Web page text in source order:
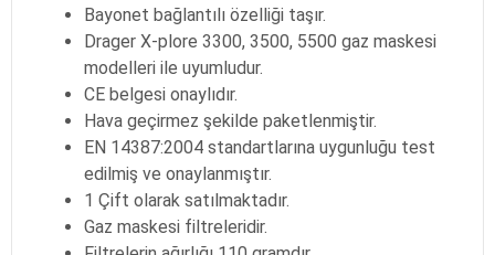
Bayonet bağlantılı özelliği taşır.
Drager X-plore 3300, 3500, 5500 gaz maskesi
modelleri ile uyumludur.
CE belgesi onaylıdır.
Hava geçirmez şekilde paketlenmiştir.
EN 14387:2004 standartlarına uygunluğu test
edilmiş ve onaylanmıştır.
1 Çift olarak satılmaktadır.
Gaz maskesi filtreleridir.